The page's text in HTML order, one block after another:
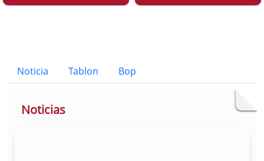
Noticia Tablon Bop
Button
Noticias